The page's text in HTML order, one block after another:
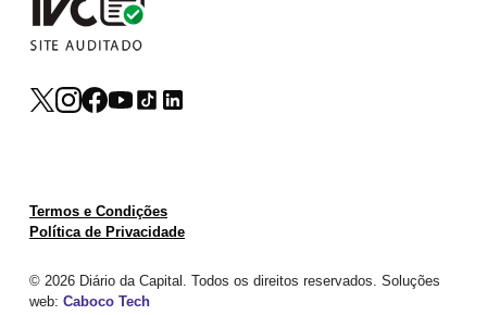
© 2026 Diário da Capital. Todos os direitos reservados. Soluções
web: Caboco Tech
Termos e Condições
Política de Privacidade